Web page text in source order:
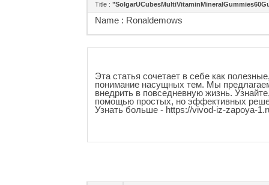
Title :
Name : Ronaldemows
Эта статья сочетает в себе как
понимание насущных тем. Мы
внедрить в повседневную жизнь.
помощью простых, но эффективных
Узнать больше - https://vivod-iz-zapoya-